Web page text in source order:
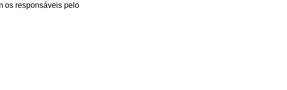
os responsáveis pelo